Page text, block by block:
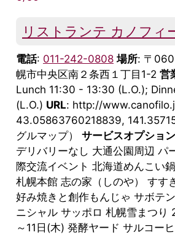
リストランテ カノフィ
電話: 011-242-0808 場所: 〒
幌市中央区南２条西１丁目1-2 営
Lunch 11:30 - 13:30 (L.O.);
(L.O.) URL: http://
43.05863760218839,
グルマップ） サービスオプション
デリバリーなし 大通公園周辺
際交流イベント 北海道めんこい
札幌本館 志の家（しのや） すす
好み焼きと創作もんじゃ サボテ
ニシャル サッポロ 札幌雪まつり
～11日(木) 発酵ヤード サルコー